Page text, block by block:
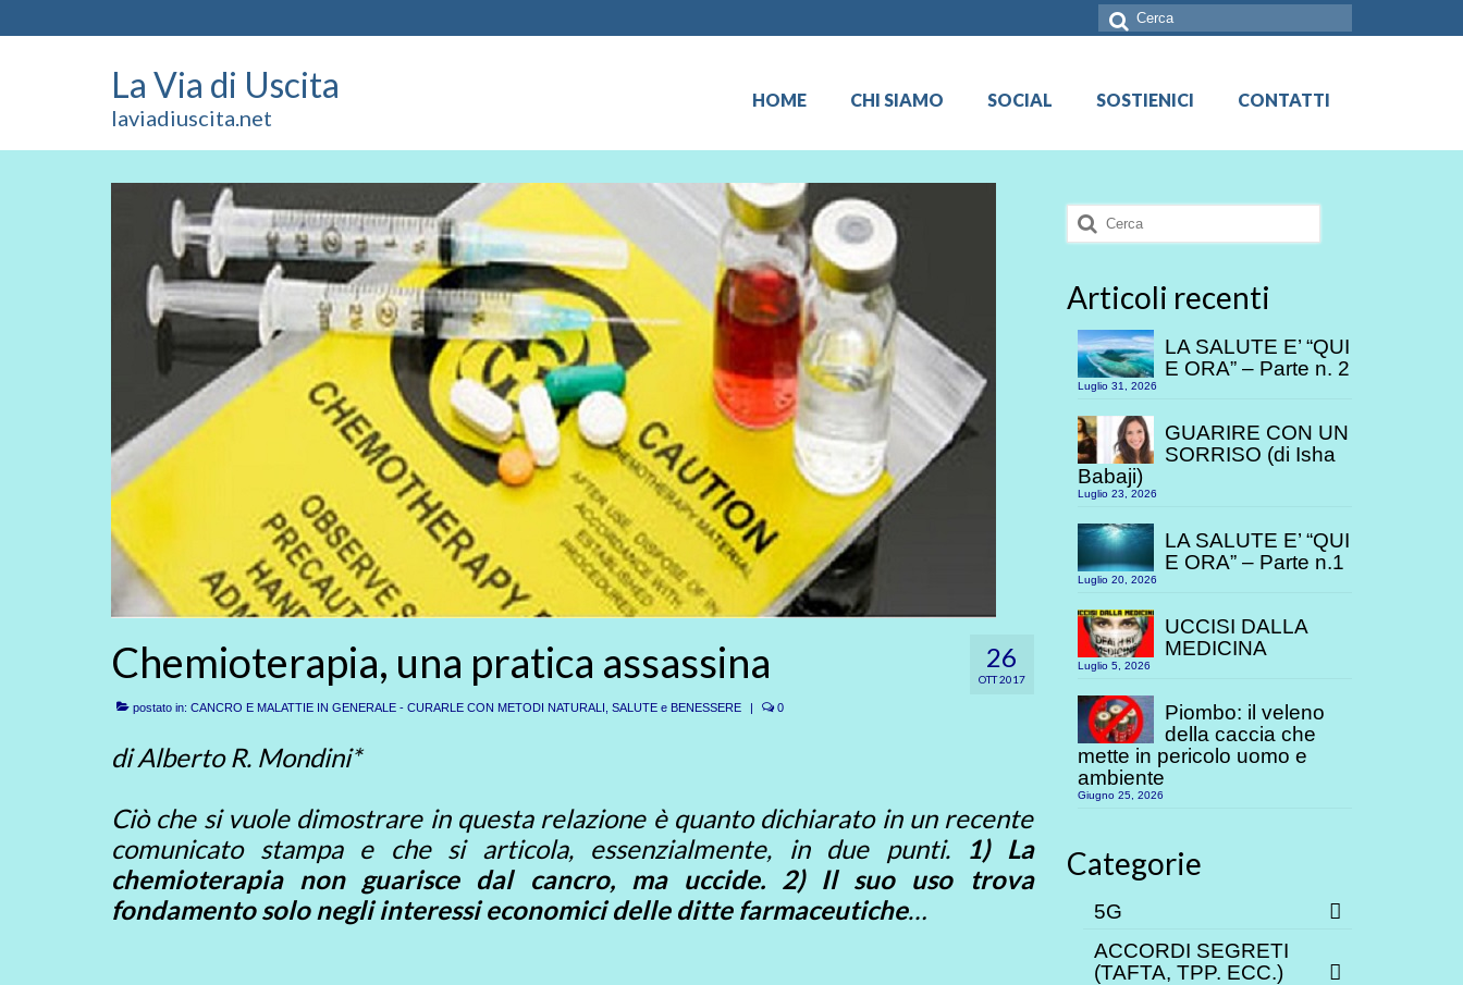
Cerca:
La Via di Uscita
laviadiuscita.net
HOME CHI SIAMO SOCIAL SOSTIENICI CONTATTI
26
OTT 2017
Chemioterapia, una pratica assassina
postato in: CANCRO E MALATTIE IN GENERALE - CURARLE CON METODI NATURALI SALUTE e BENESSERE | 0
di Alberto R. Mondini*
Ciò che si vuole dimostrare in questa relazione è quanto dichiarato in un recente
comunicato stampa e che si articola, essenzialmente, in due punti.
1) La
chemioterapia non guarisce dal cancro, ma uccide. 2) Il suo uso trova
fondamento solo negli interessi economici delle ditte farmaceutiche…
Cerca:
Articoli recenti
LA SALUTE E’ “QUI
E ORA” – Parte n. 2
Luglio 31, 2026
GUARIRE CON UN
SORRISO (di Isha
Babaji)
Luglio 23, 2026
LA SALUTE E’ “QUI
E ORA” – Parte n.1
Luglio 20, 2026
UCCISI DALLA
MEDICINA
Luglio 5, 2026
Piombo: il veleno
della caccia che
mette in pericolo uomo e
ambiente
Giugno 25, 2026
Categorie
5G
ACCORDI SEGRETI
(TAFTA, TPP. ECC.)